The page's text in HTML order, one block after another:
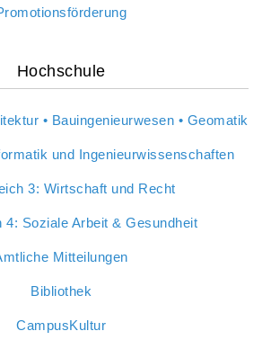
Hochschule
• Bauingenieurwesen • Geomatik
und Ingenieurwissenschaften
3: Wirtschaft und Recht
4: Soziale Arbeit & Gesundheit
Mitteilungen
Bibliothek
CampusKultur